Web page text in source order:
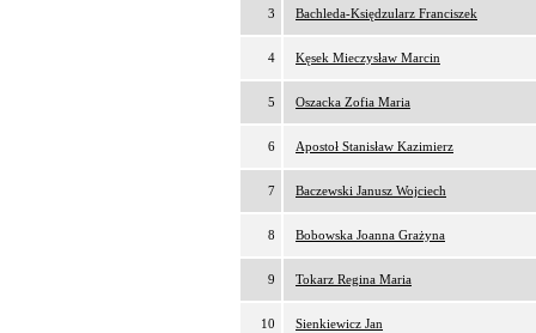
3 Bachleda-Księdzularz Franciszek
4 Kęsek Mieczysław Marcin
5 Oszacka Zofia Maria
6 Apostoł Stanisław Kazimierz
7 Baczewski Janusz Wojciech
8 Bobowska Joanna Grażyna
9 Tokarz Regina Maria
10 Sienkiewicz Jan